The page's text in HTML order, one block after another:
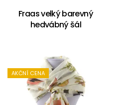
Fraas velký barevný
hedvábný šál
AKČNÍ CENA